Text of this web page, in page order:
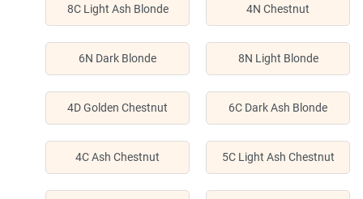
8C Light Ash Blonde 4N Chestnut
6N Dark Blonde 8N Light Blonde
4D Golden Chestnut 6C Dark Ash Blonde
4C Ash Chestnut 5C Light Ash Chestnut